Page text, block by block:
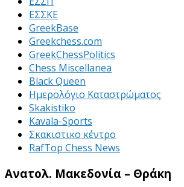
ΕΣΣΚΕ
GreekBase
Greekchess.com
GreekChessPolitics
Chess Miscellanea
Black Queen
Ημερολόγιο Καταστρώματος
Skakistiko
Kavala-Sports
Σκακιστικο κέντρο
RafTop Chess News
Ανατολ. Μακεδονία – Θράκη